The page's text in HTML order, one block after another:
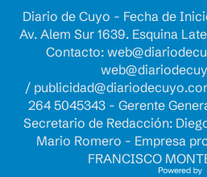
Diario de Cuyo - Fecha de
Av. Alem Sur 1639. Esquina
Contacto:
/
264 5045343 - Gerente
Secretario de Redacción:
Mario Romero - Empresa
FRANCISCO